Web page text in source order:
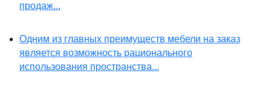
продаж...
Одним из главных преимуществ мебели на заказ
является возможность рационального
использования пространства...